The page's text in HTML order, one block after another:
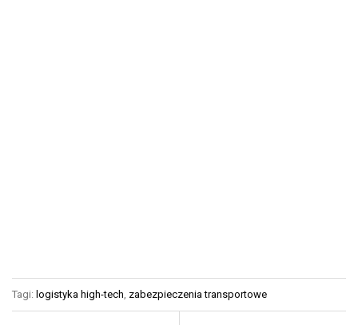
Tagi: logistyka high-tech zabezpieczenia transportowe